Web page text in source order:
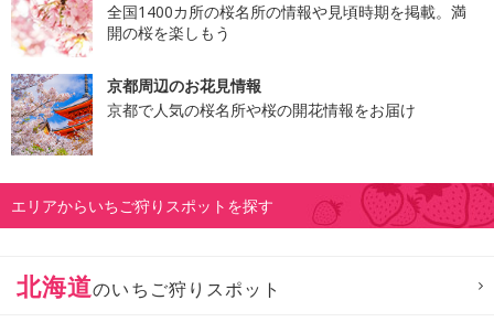
全国1400カ所の桜名所の情報や見頃時期を掲載。満
開の桜を楽しもう
京都周辺のお花見情報
京都で人気の桜名所や桜の開花情報をお届け
エリアからいちご狩りスポットを探す
北海道のいちご狩りスポット